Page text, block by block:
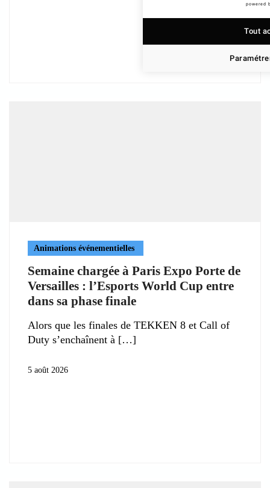
Animations événementielles
Semaine chargée à Paris Expo Porte de
Versailles : l’Esports World Cup entre
dans sa phase finale
Alors que les finales de TEKKEN 8 et Call of
Duty s’enchaînent à
5 août 2026
powered
Tout